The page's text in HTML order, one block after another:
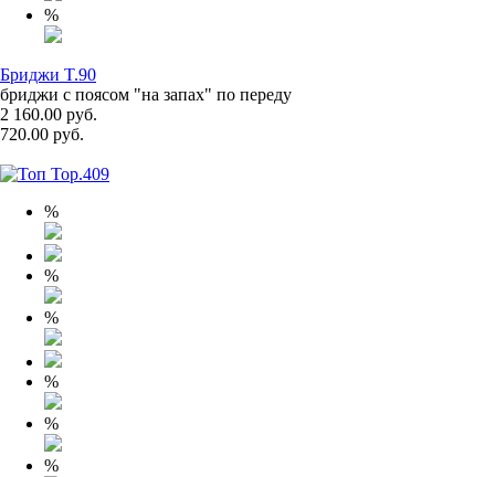
%
Бриджи T.90
бриджи с поясом "на запах" по переду
2 160.00 руб.
720.00 руб.
%
%
%
%
%
%